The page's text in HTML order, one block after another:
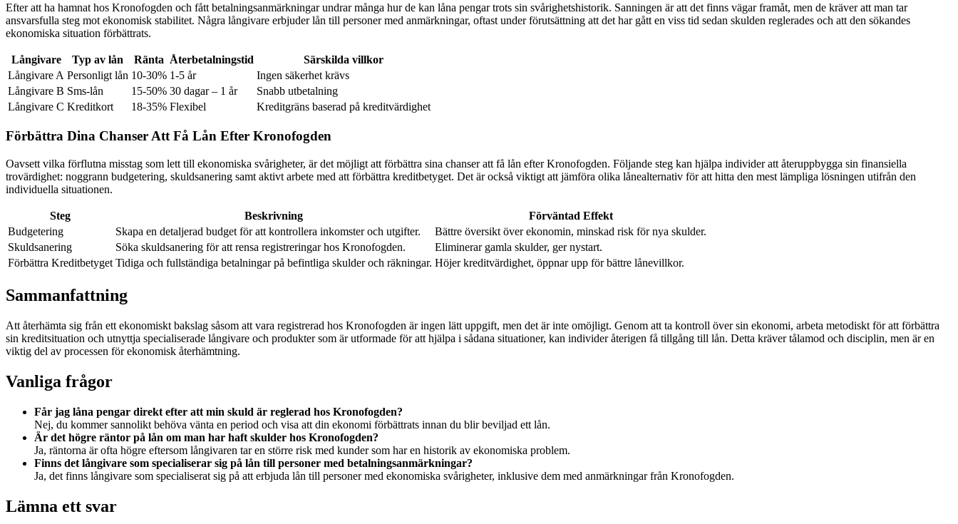
Efter att ha hamnat hos Kronofogden och fått betalningsanmärkningar undrar många hur de kan låna pengar trots sin svårighetshistorik. Sanningen är att det finns vägar framåt, men de kräver att man tar
ansvarsfulla steg mot ekonomisk stabilitet. Några långivare erbjuder lån till personer med anmärkningar, oftast under förutsättning att det har gått en viss tid sedan skulden reglerades och att den sökandes
ekonomiska situation förbättrats.
Långivare Typ av lån Ränta Återbetalningstid
Särskilda villkor
Långivare A Personligt lån 10-30% 1-5 år
Ingen säkerhet krävs
Långivare B Sms-lån 15-50% 30 dagar – 1 år
Snabb utbetalning
Långivare C Kreditkort 18-35% Flexibel Kreditgräns baserad på kreditvärdighet
Förbättra Dina Chanser Att Få Lån Efter Kronofogden
Oavsett vilka förflutna misstag som lett till ekonomiska svårigheter, är det möjligt att förbättra sina chanser att få lån efter Kronofogden. Följande steg kan hjälpa individer att återuppbygga sin finansiella
trovärdighet: noggrann budgetering, skuldsanering samt aktivt arbete med att förbättra kreditbetyget. Det är också viktigt att jämföra olika lånealternativ för att hitta den mest lämpliga lösningen utifrån den
individuella situationen.
Steg Beskrivning
Förväntad Effekt
Budgetering
Skapa en detaljerad budget för att kontrollera inkomster och utgifter.
Bättre översikt över ekonomin, minskad risk för nya skulder.
Skuldsanering
Söka skuldsanering för att rensa registreringar hos Kronofogden.
Eliminerar gamla skulder, ger nystart.
Förbättra Kreditbetyget Tidiga och fullständiga betalningar på befintliga skulder och räkningar. Höjer kreditvärdighet, öppnar upp för bättre lånevillkor.
Sammanfattning
Att återhämta sig från ett ekonomiskt bakslag såsom att vara registrerad hos Kronofogden är ingen lätt uppgift, men det är inte omöjligt. Genom att ta kontroll över sin ekonomi, arbeta metodiskt för att förbättra
sin kreditsituation och utnyttja specialiserade långivare och produkter som är utformade för att hjälpa i sådana situationer, kan individer återigen få tillgång till lån. Detta kräver tålamod och disciplin, men är en
viktig del av processen för ekonomisk återhämtning.
Vanliga frågor
Får jag låna pengar direkt efter att min skuld är reglerad hos Kronofogden?
Nej, du kommer sannolikt behöva vänta en period och visa att din ekonomi förbättrats innan du blir beviljad ett lån.
Är det högre räntor på lån om man har haft skulder hos Kronofogden?
Ja, räntorna är ofta högre eftersom långivaren tar en större risk med kunder som har en historik av ekonomiska problem.
Finns det långivare som specialiserar sig på lån till personer med betalningsanmärkningar?
Ja, det finns långivare som specialiserat sig på att erbjuda lån till personer med ekonomiska svårigheter, inklusive dem med anmärkningar från Kronofogden.
Lämna ett svar